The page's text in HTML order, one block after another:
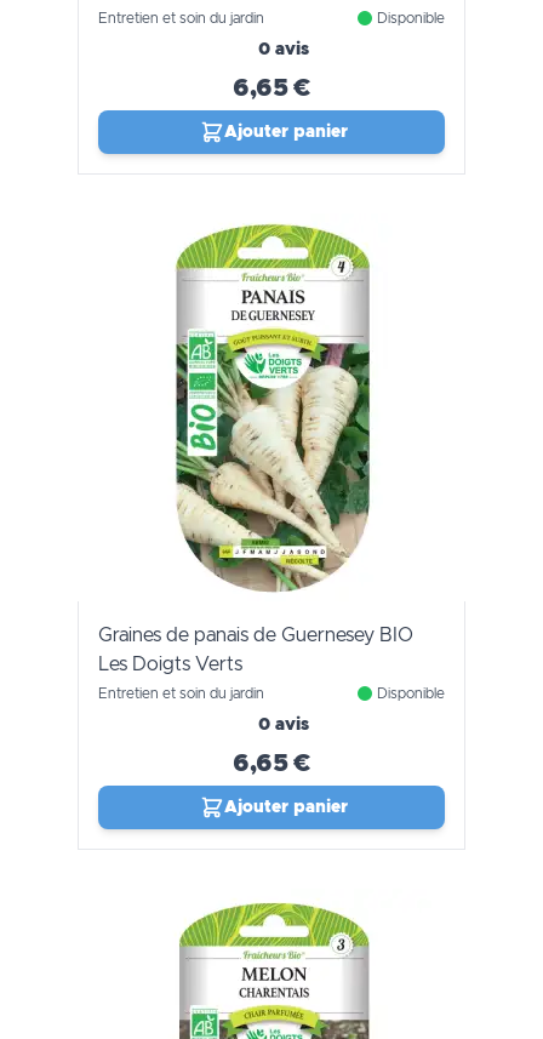
Entretien et soin du jardin Disponible
0 avis
6,65 €
Ajouter panier
Graines de panais de Guernesey BIO
Les Doigts Verts
Entretien et soin du jardin Disponible
0 avis
6,65 €
Ajouter panier